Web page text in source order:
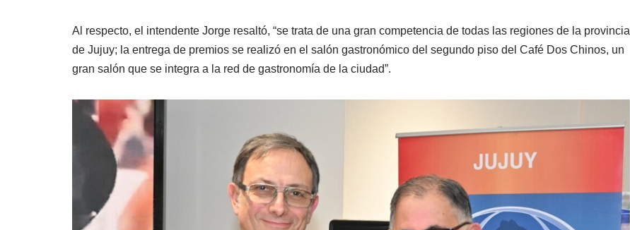
Al respecto, el intendente Jorge resaltó, “se trata de una gran competencia de todas las regiones de la provincia
de Jujuy; la entrega de premios se realizó en el salón gastronómico del segundo piso del Café Dos Chinos, un
gran salón que se integra a la red de gastronomía de la ciudad”.